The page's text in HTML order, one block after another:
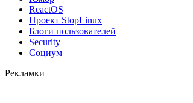
ReactOS
Проект StopLinux
Блоги пользователей
Security
Социум
Рекламки